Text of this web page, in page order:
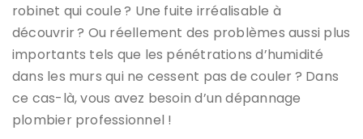
robinet qui coule ? Une fuite irréalisable à
découvrir ? Ou réellement des problèmes aussi plus
importants tels que les pénétrations d’humidité
dans les murs qui ne cessent pas de couler ? Dans
ce cas-là, vous avez besoin d’un dépannage
plombier professionnel !